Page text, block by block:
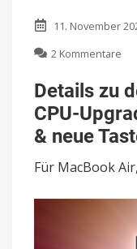
11. November
2 Kommentare
zu
Details zu
CPU-
& neue
Für MacBook